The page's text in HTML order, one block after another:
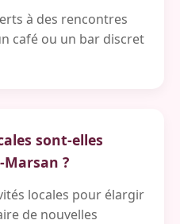
à des rencontres
café ou un bar discret
sont-elles
?
locales pour élargir
de nouvelles